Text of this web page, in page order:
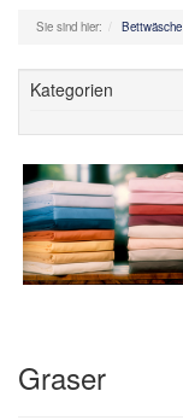
Sie sind hier: Bettwäsche
Kategorien
Graser